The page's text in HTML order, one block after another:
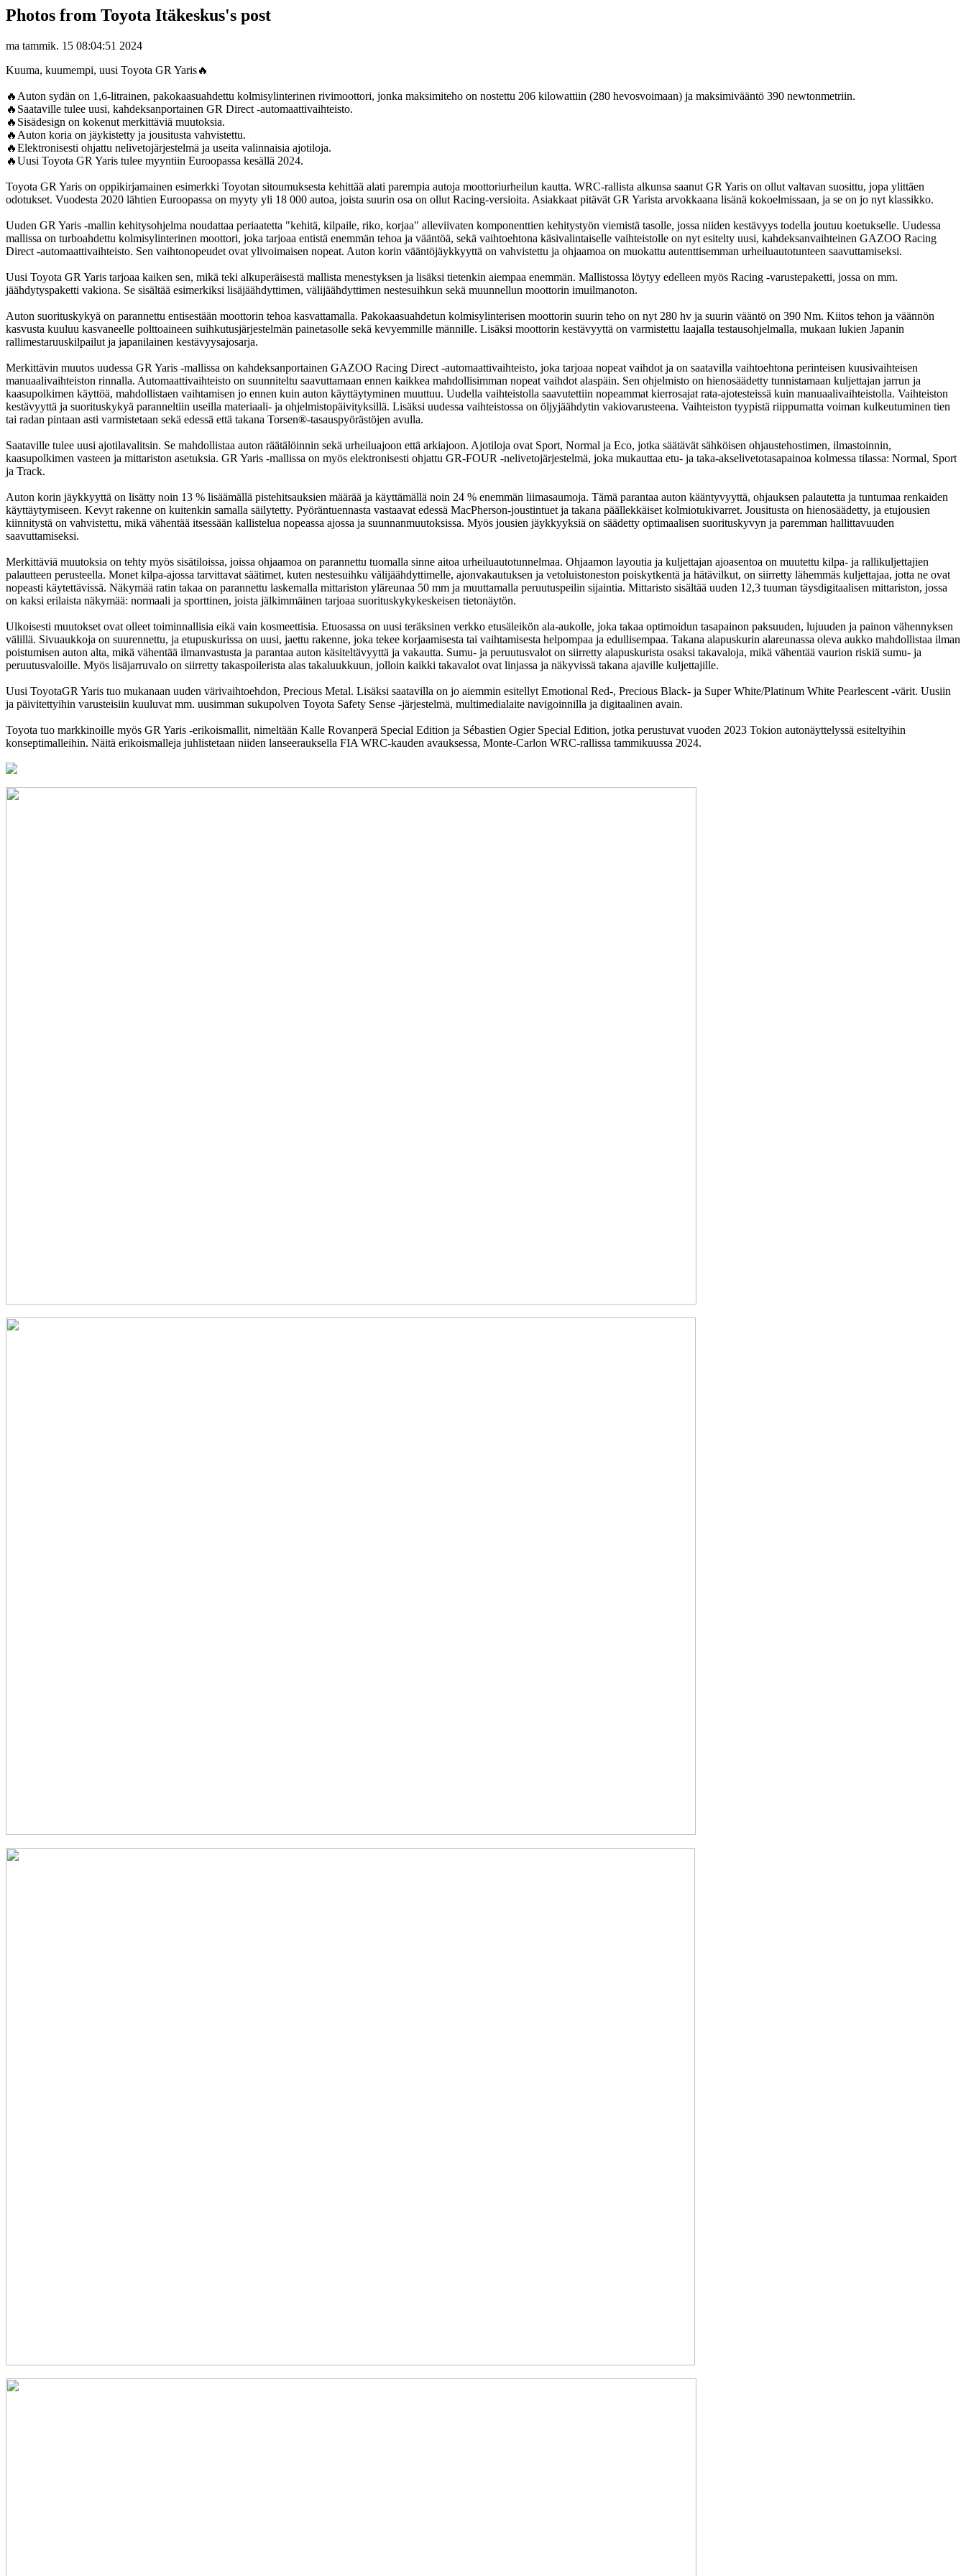
Photos from Toyota Itäkeskus's post
ma tammik. 15 08:04:51 2024
Kuuma, kuumempi, uusi Toyota GR Yaris🔥
🔥Auton sydän on 1,6-litrainen, pakokaasuahdettu kolmisylinterinen rivimoottori, jonka maksimiteho on nostettu 206 kilowattiin (280 hevosvoimaan) ja maksimivääntö 390 newtonmetriin.
🔥Saataville tulee uusi, kahdeksanportainen GR Direct -automaattivaihteisto.
🔥Sisädesign on kokenut merkittäviä muutoksia.
🔥Auton koria on jäykistetty ja jousitusta vahvistettu.
🔥Elektronisesti ohjattu nelivetojärjestelmä ja useita valinnaisia ajotiloja.
🔥Uusi Toyota GR Yaris tulee myyntiin Euroopassa kesällä 2024.
Toyota GR Yaris on oppikirjamainen esimerkki Toyotan sitoumuksesta kehittää alati parempia autoja moottoriurheilun kautta. WRC-rallista alkunsa saanut GR Yaris on ollut valtavan suosittu, jopa ylittäen
odotukset. Vuodesta 2020 lähtien Euroopassa on myyty yli 18 000 autoa, joista suurin osa on ollut Racing-versioita. Asiakkaat pitävät GR Yarista arvokkaana lisänä kokoelmissaan, ja se on jo nyt klassikko.
Uuden GR Yaris -mallin kehitysohjelma noudattaa periaatetta "kehitä, kilpaile, riko, korjaa" alleviivaten komponenttien kehitystyön viemistä tasolle, jossa niiden kestävyys todella joutuu koetukselle. Uudessa
mallissa on turboahdettu kolmisylinterinen moottori, joka tarjoaa entistä enemmän tehoa ja vääntöä, sekä vaihtoehtona käsivalintaiselle vaihteistolle on nyt esitelty uusi, kahdeksanvaihteinen GAZOO Racing
Direct -automaattivaihteisto. Sen vaihtonopeudet ovat ylivoimaisen nopeat. Auton korin vääntöjäykkyyttä on vahvistettu ja ohjaamoa on muokattu autenttisemman urheiluautotunteen saavuttamiseksi.
Uusi Toyota GR Yaris tarjoaa kaiken sen, mikä teki alkuperäisestä mallista menestyksen ja lisäksi tietenkin aiempaa enemmän. Mallistossa löytyy edelleen myös Racing -varustepaketti, jossa on mm.
jäähdytyspaketti vakiona. Se sisältää esimerkiksi lisäjäähdyttimen, välijäähdyttimen nestesuihkun sekä muunnellun moottorin imuilmanoton.
Auton suorituskykyä on parannettu entisestään moottorin tehoa kasvattamalla. Pakokaasuahdetun kolmisylinterisen moottorin suurin teho on nyt 280 hv ja suurin vääntö on 390 Nm. Kiitos tehon ja väännön
kasvusta kuuluu kasvaneelle polttoaineen suihkutusjärjestelmän painetasolle sekä kevyemmille männille. Lisäksi moottorin kestävyyttä on varmistettu laajalla testausohjelmalla, mukaan lukien Japanin
rallimestaruuskilpailut ja japanilainen kestävyysajosarja.
Merkittävin muutos uudessa GR Yaris -mallissa on kahdeksanportainen GAZOO Racing Direct -automaattivaihteisto, joka tarjoaa nopeat vaihdot ja on saatavilla vaihtoehtona perinteisen kuusivaihteisen
manuaalivaihteiston rinnalla. Automaattivaihteisto on suunniteltu saavuttamaan ennen kaikkea mahdollisimman nopeat vaihdot alaspäin. Sen ohjelmisto on hienosäädetty tunnistamaan kuljettajan jarrun ja
kaasupolkimen käyttöä, mahdollistaen vaihtamisen jo ennen kuin auton käyttäytyminen muuttuu. Uudella vaihteistolla saavutettiin nopeammat kierrosajat rata-ajotesteissä kuin manuaalivaihteistolla. Vaihteiston
kestävyyttä ja suorituskykyä paranneltiin useilla materiaali- ja ohjelmistopäivityksillä. Lisäksi uudessa vaihteistossa on öljyjäähdytin vakiovarusteena. Vaihteiston tyypistä riippumatta voiman kulkeutuminen tien
tai radan pintaan asti varmistetaan sekä edessä että takana Torsen®-tasauspyörästöjen avulla.
Saataville tulee uusi ajotilavalitsin. Se mahdollistaa auton räätälöinnin sekä urheiluajoon että arkiajoon. Ajotiloja ovat Sport, Normal ja Eco, jotka säätävät sähköisen ohjaustehostimen, ilmastoinnin,
kaasupolkimen vasteen ja mittariston asetuksia. GR Yaris -mallissa on myös elektronisesti ohjattu GR-FOUR -nelivetojärjestelmä, joka mukauttaa etu- ja taka-akselivetotasapainoa kolmessa tilassa: Normal, Sport
ja Track.
Auton korin jäykkyyttä on lisätty noin 13 % lisäämällä pistehitsauksien määrää ja käyttämällä noin 24 % enemmän liimasaumoja. Tämä parantaa auton kääntyvyyttä, ohjauksen palautetta ja tuntumaa renkaiden
käyttäytymiseen. Kevyt rakenne on kuitenkin samalla säilytetty. Pyöräntuennasta vastaavat edessä MacPherson-joustintuet ja takana päällekkäiset kolmiotukivarret. Jousitusta on hienosäädetty, ja etujousien
kiinnitystä on vahvistettu, mikä vähentää itsessään kallistelua nopeassa ajossa ja suunnanmuutoksissa. Myös jousien jäykkyyksiä on säädetty optimaalisen suorituskyvyn ja paremman hallittavuuden
saavuttamiseksi.
Merkittäviä muutoksia on tehty myös sisätiloissa, joissa ohjaamoa on parannettu tuomalla sinne aitoa urheiluautotunnelmaa. Ohjaamon layoutia ja kuljettajan ajoasentoa on muutettu kilpa- ja rallikuljettajien
palautteen perusteella. Monet kilpa-ajossa tarvittavat säätimet, kuten nestesuihku välijäähdyttimelle, ajonvakautuksen ja vetoluistoneston poiskytkentä ja hätävilkut, on siirretty lähemmäs kuljettajaa, jotta ne ovat
nopeasti käytettävissä. Näkymää ratin takaa on parannettu laskemalla mittariston yläreunaa 50 mm ja muuttamalla peruutuspeilin sijaintia. Mittaristo sisältää uuden 12,3 tuuman täysdigitaalisen mittariston, jossa
on kaksi erilaista näkymää: normaali ja sporttinen, joista jälkimmäinen tarjoaa suorituskykykeskeisen tietonäytön.
Ulkoisesti muutokset ovat olleet toiminnallisia eikä vain kosmeettisia. Etuosassa on uusi teräksinen verkko etusäleikön ala-aukolle, joka takaa optimoidun tasapainon paksuuden, lujuuden ja painon vähennyksen
välillä. Sivuaukkoja on suurennettu, ja etupuskurissa on uusi, jaettu rakenne, joka tekee korjaamisesta tai vaihtamisesta helpompaa ja edullisempaa. Takana alapuskurin alareunassa oleva aukko mahdollistaa ilman
poistumisen auton alta, mikä vähentää ilmanvastusta ja parantaa auton käsiteltävyyttä ja vakautta. Sumu- ja peruutusvalot on siirretty alapuskurista osaksi takavaloja, mikä vähentää vaurion riskiä sumu- ja
peruutusvaloille. Myös lisäjarruvalo on siirretty takaspoilerista alas takaluukkuun, jolloin kaikki takavalot ovat linjassa ja näkyvissä takana ajaville kuljettajille.
Uusi ToyotaGR Yaris tuo mukanaan uuden värivaihtoehdon, Precious Metal. Lisäksi saatavilla on jo aiemmin esitellyt Emotional Red-, Precious Black- ja Super White/Platinum White Pearlescent -värit. Uusiin
ja päivitettyihin varusteisiin kuuluvat mm. uusimman sukupolven Toyota Safety Sense -järjestelmä, multimedialaite navigoinnilla ja digitaalinen avain.
Toyota tuo markkinoille myös GR Yaris -erikoismallit, nimeltään Kalle Rovanperä Special Edition ja Sébastien Ogier Special Edition, jotka perustuvat vuoden 2023 Tokion autonäyttelyssä esiteltyihin
konseptimalleihin. Näitä erikoismalleja juhlistetaan niiden lanseerauksella FIA WRC-kauden avauksessa, Monte-Carlon WRC-rallissa tammikuussa 2024.